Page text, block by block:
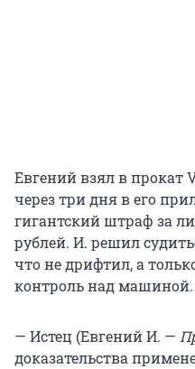
Евгений взял в прокат
через три дня в его
гигантский штраф за
рублей. И. решил
что не дрифтил, а
контроль над машиной.
— Истец (Евгений И. —
доказательства